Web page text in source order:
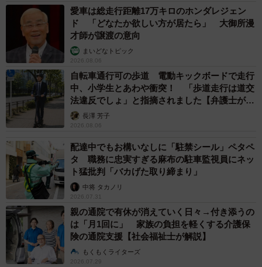
愛車は総走行距離17万キロのホンダレジェン
ド 「どなたか欲しい方が居たら」 大御所漫
才師が譲渡の意向
まいどなトピック
2026.08.06
自転車通行可の歩道 電動キックボードで走行
中、小学生とあわや衝突！ 「歩道走行は道交
法違反でしょ」と指摘されました【弁護士が解
説】長澤 芳子
2026.08.06
配達中でもお構いなしに「駐禁シール」ペタペ
タ 職務に忠実すぎる麻布の駐車監視員にネッ
ト猛批判「バカげた取り締まり」
中将 タカノリ
2026.07.31
親の通院で有休が消えていく日々→付き添うの
は「月1回に」 家族の負担を軽くする介護保
険の通院支援【社会福祉士が解説】
もくもくライターズ
2026.07.29